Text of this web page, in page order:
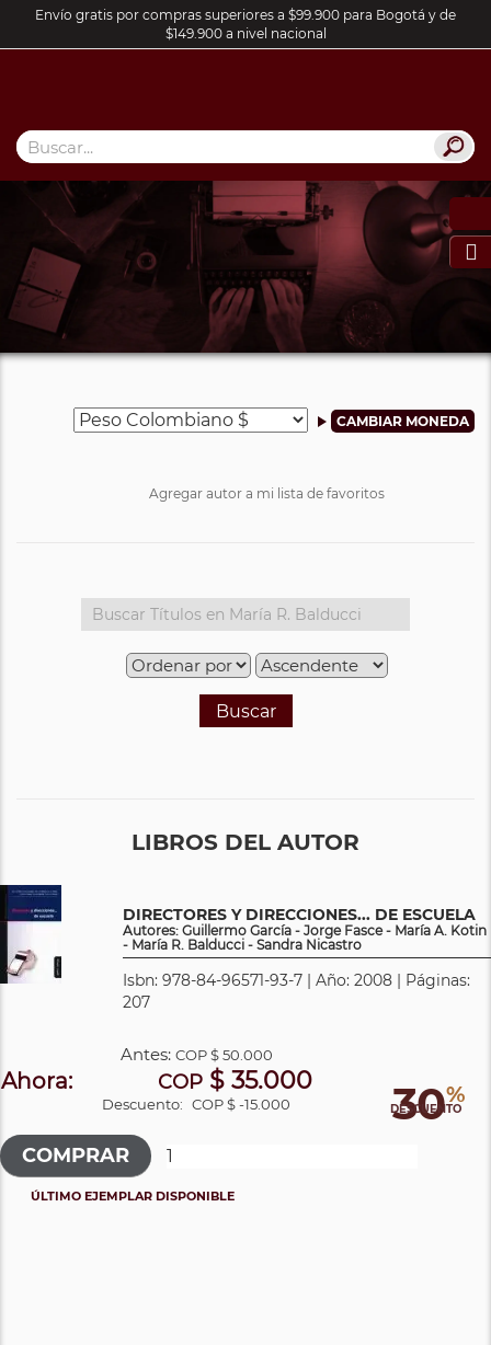
Envío gratis por compras superiores a $99.900 para Bogotá y de
$149.900 a nivel nacional

Agregar autor a mi lista de favoritos
Buscar
LIBROS DEL AUTOR
DIRECTORES Y DIRECCIONES... DE ESCUELA
Autores: Guillermo García - Jorge Fasce - María A. Kotin
- María R. Balducci - Sandra Nicastro
Isbn: 978-84-96571-93-7 | Año: 2008 | Páginas:
207
30%
DESCUENTO
Antes: COP$ 50.000
Ahora: COP$ 35.000
Descuento: COP $ -15.000
ÚLTIMO EJEMPLAR DISPONIBLE